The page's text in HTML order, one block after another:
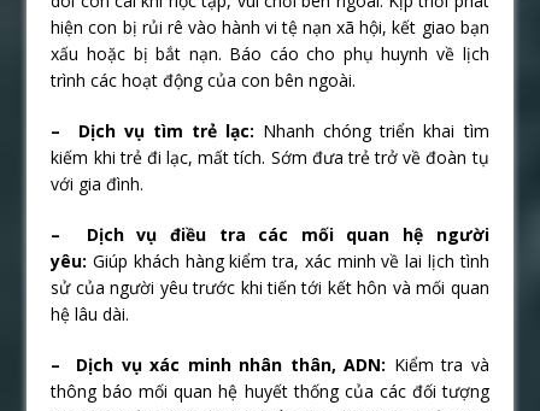
hiện con bị rủi rê vào hành vi tệ nạn xã hội, kết giao bạn
xấu hoặc bị bắt nạn. Báo cáo cho phụ huynh về lịch
trình các hoạt động của con bên ngoài.
– Dịch vụ tìm trẻ lạc: Nhanh chóng triển khai tìm
kiếm khi trẻ đi lạc, mất tích. Sớm đưa trẻ trở về đoàn tụ
với gia đình.
– Dịch vụ điều tra các mối quan hệ người
yêu: Giúp khách hàng kiểm tra, xác minh về lai lịch tình
sử của người yêu trước khi tiến tới kết hôn và mối quan
hệ lâu dài.
– Dịch vụ xác minh nhân thân, ADN: Kiểm tra và
thông báo mối quan hệ huyết thống của các đối tượng